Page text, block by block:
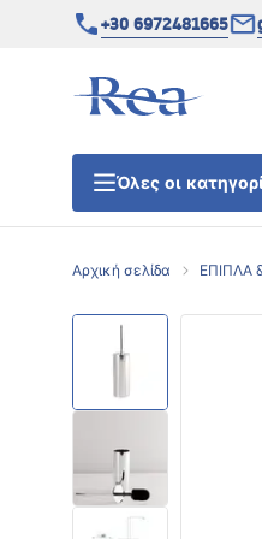
+30 6972481665
Όλες οι
ΣΙΦΩΝΙΑ
Αρχική σελίδα ΕΠΙΠΛΑ